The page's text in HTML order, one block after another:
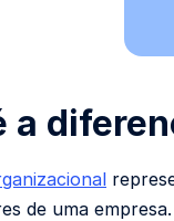
a
de uma